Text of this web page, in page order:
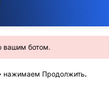
вашим ботом.
нажимаем Продолжить.